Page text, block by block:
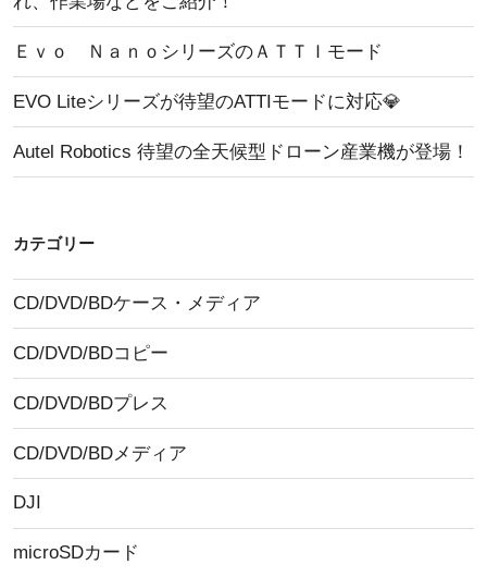
Ｅｖｏ ＮａｎｏシリーズのＡＴＴＩモード
EVO Liteシリーズが待望のATTIモードに対応💎
Autel Robotics 待望の全天候型ドローン産業機が登場！
カテゴリー
CD/DVD/BDケース・メディア
CD/DVD/BDコピー
CD/DVD/BDプレス
CD/DVD/BDメディア
DJI
microSDカード